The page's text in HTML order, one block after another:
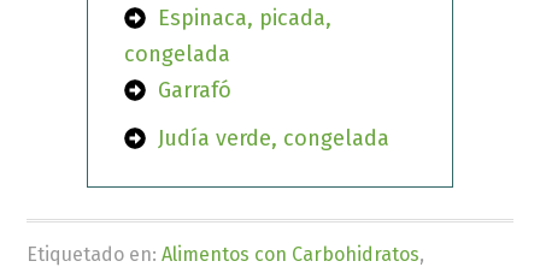
Espinaca, picada,
congelada
Garrafó
Judía verde, congelada
Etiquetado en:Alimentos con Carbohidratos,